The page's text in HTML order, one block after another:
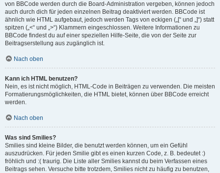
von BBCode werden durch die Board-Administration vergeben, können jedoch
auch durch dich für jeden einzelnen Beitrag deaktiviert werden. BBCode ist
ähnlich wie HTML aufgebaut, jedoch werden Tags von eckigen („[“ und „]“) statt
spitzen („<“ und „>“) Klammern eingeschlossen. Weitere Informationen zu
BBCode findest du auf einer speziellen Hilfe-Seite, die von der Seite zur
Beitragserstellung aus zugänglich ist.
Nach oben
Kann ich HTML benutzen?
Nein, es ist nicht möglich, HTML-Code in Beiträgen zu verwenden. Die meisten
Formatierungsmöglichkeiten, die HTML bietet, können über BBCode erreicht
werden.
Nach oben
Was sind Smilies?
Smilies sind kleine Bilder, die benutzt werden können, um ein Gefühl
auszudrücken. Für jeden Smilie gibt es einen kurzen Code, z. B. bedeutet :)
fröhlich und :( traurig. Die Liste aller Smilies kannst du beim Verfassen eines
Beitrags sehen. Versuche bitte trotzdem, Smilies nicht zu häufig zu benutzen,